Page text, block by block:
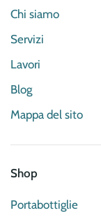
Chi siamo
Servizi
Lavori
Blog
Mappa del sito
Shop
Portabottiglie